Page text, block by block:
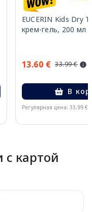
EUCERIN Kids Dry
крем-гель, 200 мл
13.60 € 33.99 €
В
Регулярная цена: 33.99 €
с картой